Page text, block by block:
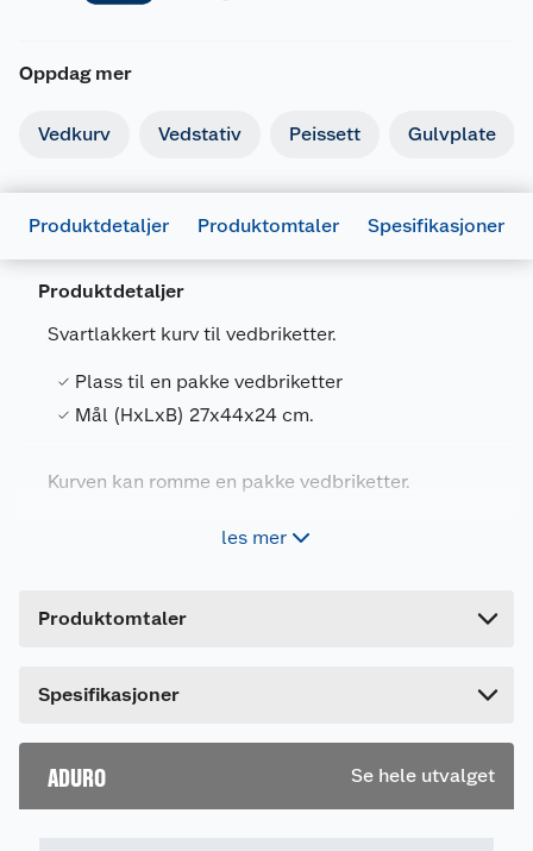
Oppdag mer
Vedkurv Vedstativ Peissett Gulvplate
Produktdetaljer Produktomtaler Spesifikasjoner
Produktdetaljer
Svartlakkert kurv til vedbriketter.
Plass til en pakke vedbriketter
Mål (HxLxB) 27x44x24 cm.
Kurven kan romme en pakke vedbriketter.
Mål (HxLxB) 27x44x24 cm.
les mer
Produktomtaler
Dette produktet har ikke fått noen omtale ennå.
en omtale.
Spesifikasjoner
Leverandørens artikkelnummer
ADURO Se hele utvalget